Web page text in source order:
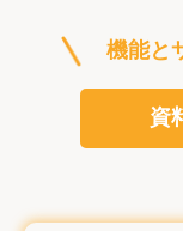
機能と
資